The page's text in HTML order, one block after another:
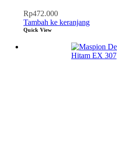
Rp472.000
Tambah ke keranjang
Quick View